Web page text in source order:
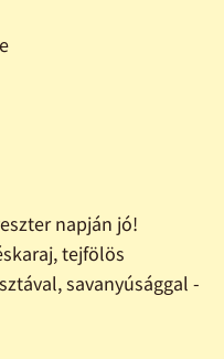
napján jó!
tejfölös
savanyúsággal -